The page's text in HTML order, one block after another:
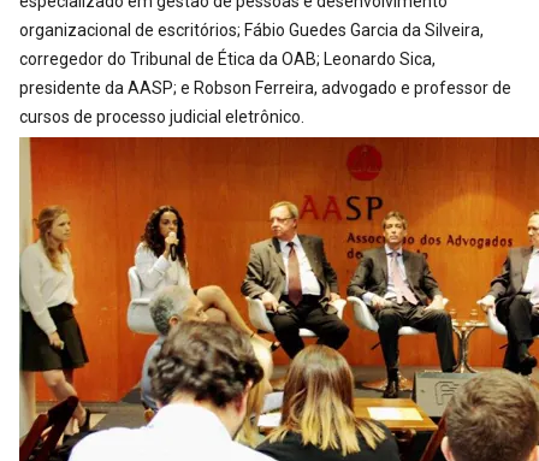
organizacional de escritórios; Fábio Guedes Garcia da Silveira,
corregedor do Tribunal de Ética da OAB; Leonardo Sica,
presidente da AASP; e Robson Ferreira, advogado e professor de
cursos de processo judicial eletrônico.